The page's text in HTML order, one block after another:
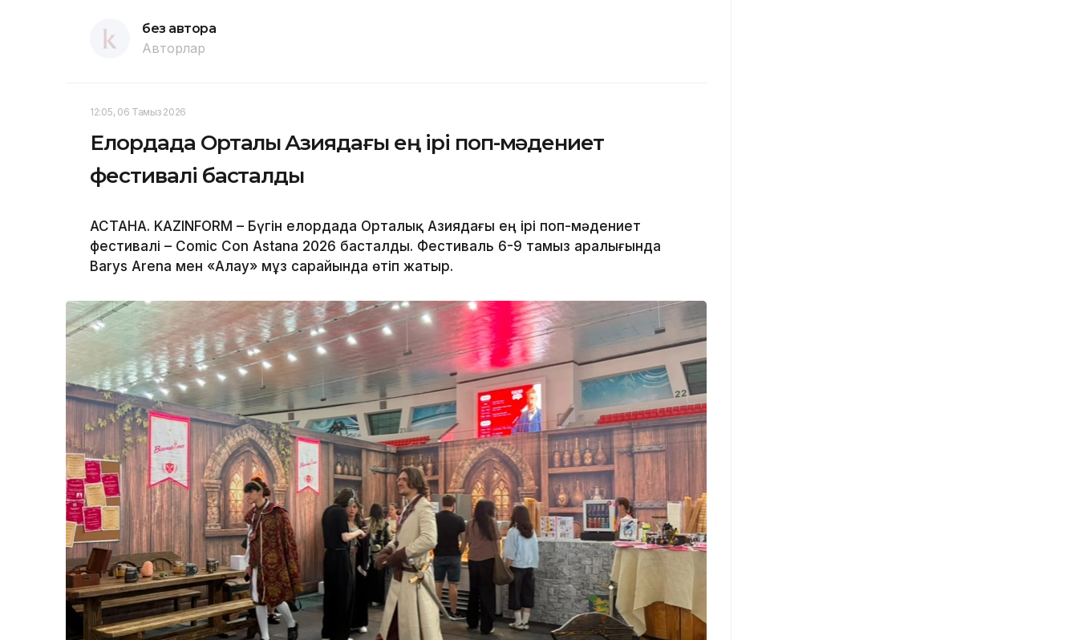
без автора
Авторлар
12:05, 06 Тамыз 2026
Елордада Орталық Азиядағы ең ірі поп-мәдениет
фестивалі басталды
АСТАНА. KAZINFORM – Бүгін елордада Орталық Азиядағы ең ірі поп-мәдениет
фестивалі – Comic Con Astana 2026 басталды. Фестиваль 6-9 тамыз аралығында
Barys Arena мен «Алау» мұз сарайында өтіп жатыр.